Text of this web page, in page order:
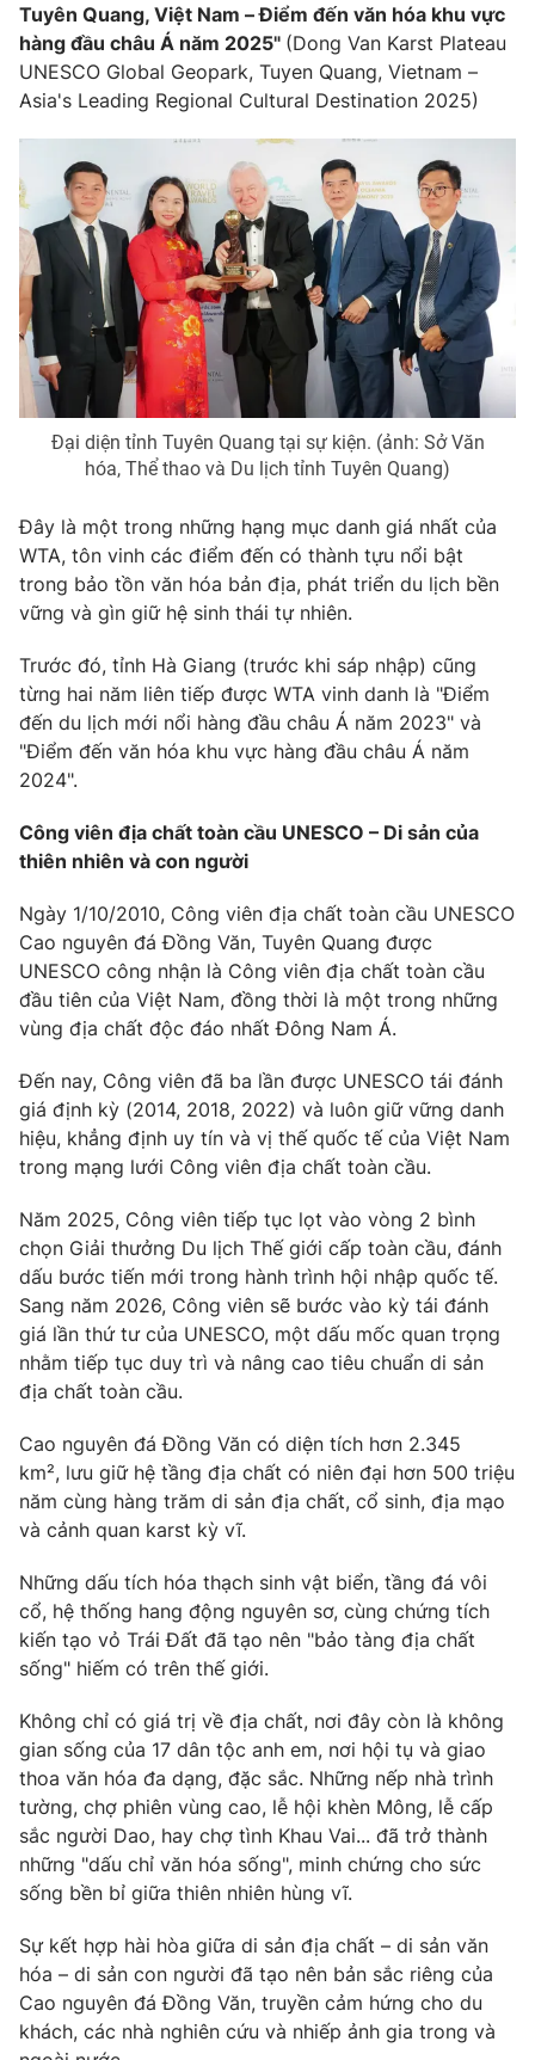
Video Shorts video
VTV Money VTV Thể thao
VTV Sức khoẻ Bất động sản
Thị trường 24h Tấm lòng Việt
VTV4 Vươn mình bằng AI
VTV9 VTV8
Liên hệ tòa soạn English
THỜI BÁO VTV
Cơ quan chủ quản:
Đài Truyền hình Việt Nam
Cơ quan báo chí: Thời báo VTV
Giấy phép hoạt động báo in và báo điện tử số 483/GP-BTTTT
Tổng Biên tập:Vũ Thanh Thủy
Phó Tổng Biên tập:Nguyễn Thị Mỹ Hạnh, Phạm Quốc Thắng,
Tổng đài VTV:024.38 355 931 - 024.38 355 932
Ðiện thoại Thời báo VTV:024.66 897 897
Email:toasoan@vtv.vn
Liên hệ quảng cáo:024-7300.7108
® Cấm sao chép dưới mọi hình thức nếu không có sự chấp
thuận bằng văn bản. Ghi rõ nguồn VTV.vn khi phát hành lại
Tuyên Quang, Việt Nam – Điểm đến văn hóa khu vực
hàng đầu châu Á năm 2025" (Dong Van Karst Plateau
UNESCO Global Geopark, Tuyen Quang, Vietnam –
Asia's Leading Regional Cultural Destination 2025)
Đại diện tỉnh Tuyên Quang tại sự kiện. (ảnh: Sở Văn
hóa, Thể thao và Du lịch tỉnh Tuyên Quang)
Đây là một trong những hạng mục danh giá nhất của
WTA, tôn vinh các điểm đến có thành tựu nổi bật
trong bảo tồn văn hóa bản địa, phát triển du lịch bền
vững và gìn giữ hệ sinh thái tự nhiên.
Trước đó, tỉnh Hà Giang (trước khi sáp nhập) cũng
từng hai năm liên tiếp được WTA vinh danh là "Điểm
đến du lịch mới nổi hàng đầu châu Á năm 2023" và
"Điểm đến văn hóa khu vực hàng đầu châu Á năm
2024".
Công viên địa chất toàn cầu UNESCO – Di sản của
thiên nhiên và con người
Ngày 1/10/2010, Công viên địa chất toàn cầu UNESCO
Cao nguyên đá Đồng Văn, Tuyên Quang được
UNESCO công nhận là Công viên địa chất toàn cầu
đầu tiên của Việt Nam, đồng thời là một trong những
vùng địa chất độc đáo nhất Đông Nam Á.
Đến nay, Công viên đã ba lần được UNESCO tái đánh
giá định kỳ (2014, 2018, 2022) và luôn giữ vững danh
hiệu, khẳng định uy tín và vị thế quốc tếcủa Việt Nam
trong mạng lưới Công viên địa chất toàn cầu.
Năm 2025, Công viên tiếp tục lọt vào vòng 2 bình
chọn Giải thưởng Du lịch Thế giới cấp toàn cầu, đánh
dấu bước tiến mới trong hành trình hội nhập quốc tế.
Sang năm 2026, Công viên sẽ bước vào kỳ tái đánh
giá lần thứ tư của UNESCO, một dấu mốc quan trọng
nhằm tiếp tục duy trì và nâng cao tiêu chuẩn di sản
địa chất toàn cầu.
Cao nguyên đá Đồng Văn có diện tích hơn 2.345
km², lưu giữ hệ tầng địa chất có niên đại hơn 500 triệu
năm cùng hàng trăm di sản địa chất, cổ sinh, địa mạo
và cảnh quan karst kỳ vĩ.
Những dấu tích hóa thạch sinh vật biển, tầng đá vôi
cổ, hệ thống hang động nguyên sơ, cùng chứng tích
kiến tạo vỏ Trái Đất đã tạo nên "bảo tàng địa chất
sống" hiếm có trên thế giới.
Không chỉ có giá trị về địa chất, nơi đây còn là không
gian sống của 17 dân tộc anh em, nơi hội tụ và giao
thoa văn hóa đa dạng, đặc sắc. Những nếp nhà trình
tường, chợ phiên vùng cao, lễ hội khèn Mông, lễ cấp
sắc người Dao, hay chợ tình Khau Vai... đã trở thành
những "dấu chỉ văn hóa sống", minh chứng cho sức
sống bền bỉ giữa thiên nhiên hùng vĩ.
Sự kết hợp hài hòa giữa di sản địa chất – di sản văn
hóa – di sản con người đã tạo nên bản sắc riêng của
Cao nguyên đá Đồng Văn, truyền cảm hứng cho du
khách, các nhà nghiên cứu và nhiếp ảnh gia trong và